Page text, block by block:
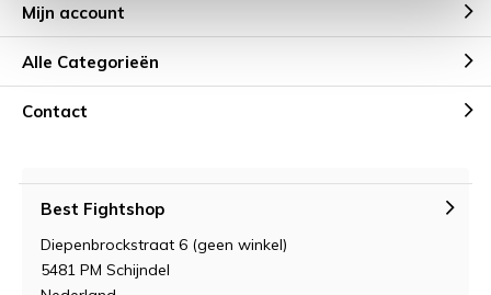
Mijn account
Alle Categorieën
Contact
Best Fightshop
Diepenbrockstraat 6 (geen winkel)
5481 PM Schijndel